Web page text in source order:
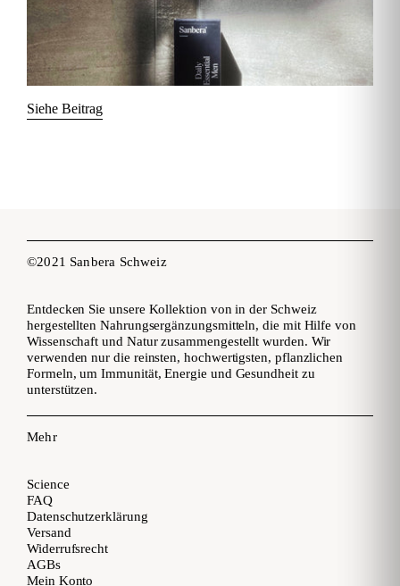
Siehe Beitrag
©2021 Sanbera Schweiz
Entdecken Sie unsere Kollektion von in der Schweiz
hergestellten Nahrungsergänzungsmitteln, die mit Hilfe von
Wissenschaft und Natur zusammengestellt wurden. Wir
verwenden nur die reinsten, hochwertigsten, pflanzlichen
Formeln, um Immunität, Energie und Gesundheit zu
unterstützen.
Mehr
Science
FAQ
Datenschutzerklärung
Versand
Widerrufsrecht
AGBs
Mein Konto